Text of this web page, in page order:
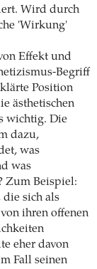
Wird durch
'Wirkung'
Effekt und
Begriff
Position
ästhetischen
wichtig. Die
dazu,
was
was
Zum Beispiel:
die sich als
ihren offenen
eher davon
Fall seinen